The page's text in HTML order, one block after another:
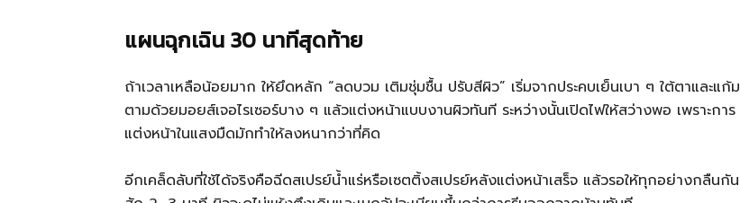
แผนฉุกเฉิน 30 นาทีสุดท้าย
ถ้าเวลาเหลือน้อยมาก ให้ยึดหลัก “ลดบวม เติมชุ่มชื้น ปรับสีผิว” เริ่มจากประคบเย็นเบา ๆ ใต้ตาและแก้ม
ตามด้วยมอยส์เจอไรเซอร์บาง ๆ แล้วแต่งหน้าแบบงานผิวทันที ระหว่างนั้นเปิดไฟให้สว่างพอ เพราะการ
แต่งหน้าในแสงมืดมักทำให้ลงหนากว่าที่คิด
อีกเคล็ดลับที่ใช้ได้จริงคือฉีดสเปรย์น้ำแร่หรือเซตติ้งสเปรย์หลังแต่งหน้าเสร็จ แล้วรอให้ทุกอย่างกลืนกัน